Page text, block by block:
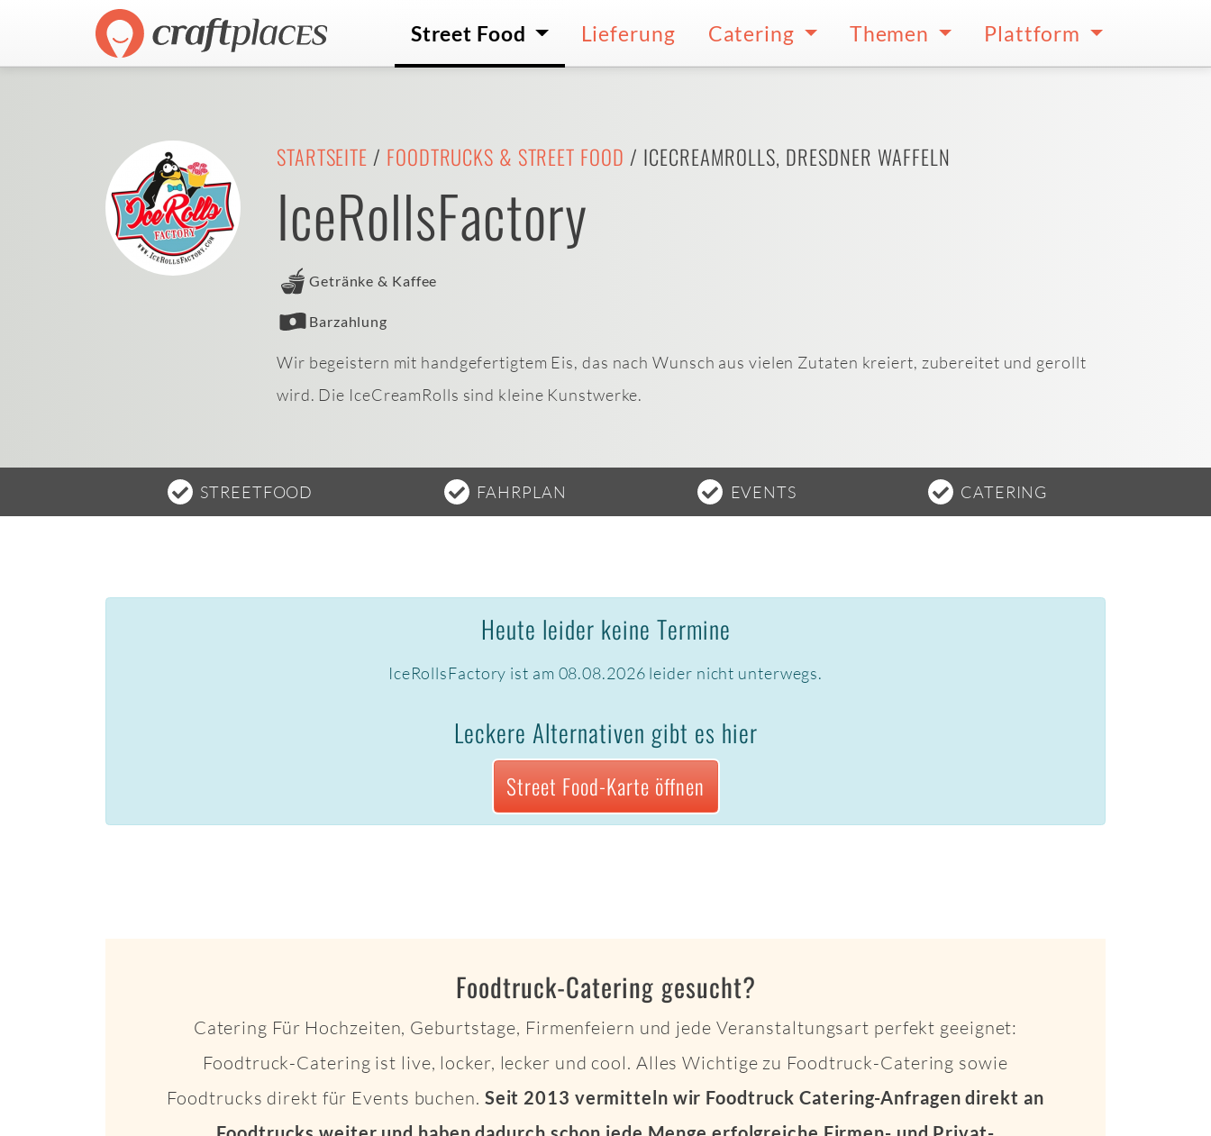
Street Food Lieferung Catering Themen Plattform
STARTSEITE / FOODTRUCKS & STREET FOOD / ICECREAMROLLS, DRESDNER WAFFELN
IceRollsFactory
Getränke & Kaffee
Barzahlung
Wir begeistern mit handgefertigtem Eis, das nach Wunsch aus vielen Zutaten kreiert, zubereitet und gerollt
wird. Die IceCreamRolls sind kleine Kunstwerke.
STREETFOOD FAHRPLAN EVENTS CATERING
Heute leider keine Termine
IceRollsFactory ist am 08.08.2026 leider nicht unterwegs.
Leckere Alternativen gibt es hier
Street Food-Karte öffnen
Foodtruck-Catering gesucht?
Catering Für Hochzeiten, Geburtstage, Firmenfeiern und jede Veranstaltungsart perfekt geeignet:
Foodtruck-Catering ist live, locker, lecker und cool. Alles Wichtige zu Foodtruck-Catering sowie
Foodtrucks direkt für Events buchen. Seit 2013 vermitteln wir Foodtruck Catering-Anfragen direkt an